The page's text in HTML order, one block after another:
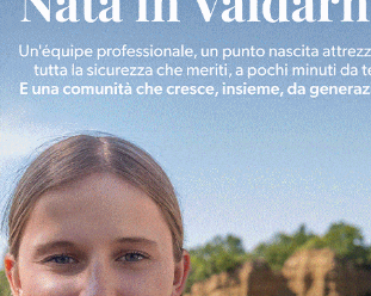
Più lette
Figline Incisa Valdarno 1 Agosto 2026
Piscina di Figline finanziata oltre
Pnrr, il gruppo di Fratelli d’Italia:
ringraziamento al Governo”
Cronaca 3 Agosto 2026
Scomparso da una struttura di
Fiorentino l’uomo che aveva